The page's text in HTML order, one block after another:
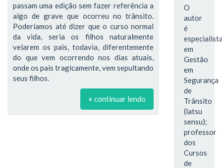
passam uma edição sem fazer referência a
algo de grave que ocorreu no trânsito.
Poderíamos até dizer que o curso normal
da vida, seria os filhos naturalmente
velarem os pais, todavia, diferentemente
do que vem ocorrendo nos dias atuais,
onde os pais tragicamente, vem sepultando
seus filhos.
+ continuar lendo
O
autor
é
em
Gestão
em
Segurança
de
Trânsito
(latsu
sensu);
professor
dos
Cursos
de